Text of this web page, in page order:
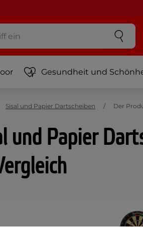
Gesundheit und
Sisal und Papier Dartscheiben Der
Papier